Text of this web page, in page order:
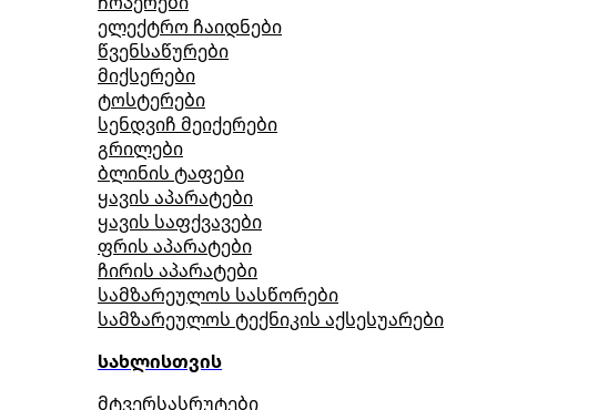
ელექტრო ჩაიდნები
წვენსაწურები
მიქსერები
ტოსტერები
სენდვიჩ მეიქერები
გრილები
ბლინის ტაფები
ყავის აპარატები
ყავის საფქვავები
ფრის აპარატები
ჩირის აპარატები
სამზარეულოს სასწორები
სამზარეულოს ტექნიკის აქსესუარები
სახლისთვის
მტვერსასრუტები